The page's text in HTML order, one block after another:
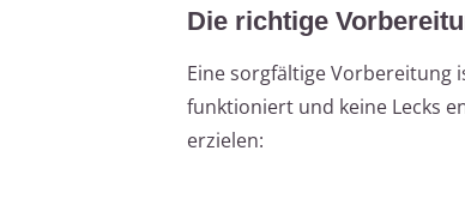
Die richtige
Eine sorgfältige Vorbereitung
funktioniert und keine Lecks
erzielen: